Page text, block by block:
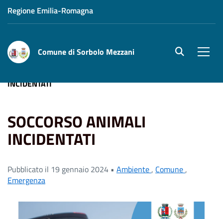
Regione Emilia-Romagna
Comune di Sorbolo Mezzani site.searc
INCIDENTATI
SOCCORSO ANIMALI
INCIDENTATI
Pubblicato il 19 gennaio 2024 • Ambiente, Comune,
Emergenza